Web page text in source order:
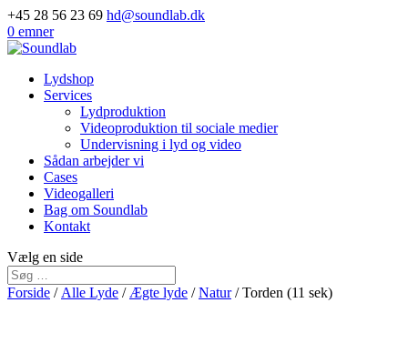
+45 28 56 23 69 hd@soundlab.dk
0 emner
Lydshop
Services
Lydproduktion
Videoproduktion til sociale medier
Undervisning i lyd og video
Sådan arbejder vi
Cases
Videogalleri
Bag om Soundlab
Kontakt
Vælg en side
Forside / Alle Lyde / Ægte lyde /Natur/ Torden (11 sek)